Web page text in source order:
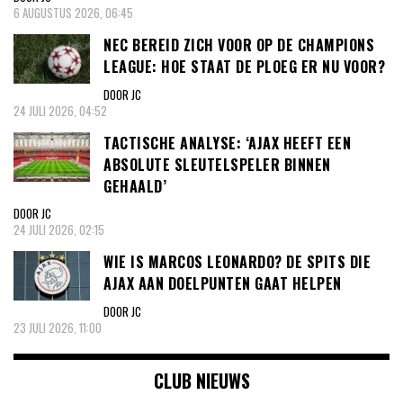
6 AUGUSTUS 2026, 06:45
NEC BEREID ZICH VOOR OP DE CHAMPIONS
LEAGUE: HOE STAAT DE PLOEG ER NU VOOR?
DOOR JC
24 JULI 2026, 04:52
TACTISCHE ANALYSE: ‘AJAX HEEFT EEN
ABSOLUTE SLEUTELSPELER BINNEN
GEHAALD’
DOOR JC
24 JULI 2026, 02:15
WIE IS MARCOS LEONARDO? DE SPITS DIE
AJAX AAN DOELPUNTEN GAAT HELPEN
DOOR JC
23 JULI 2026, 11:00
CLUB NIEUWS